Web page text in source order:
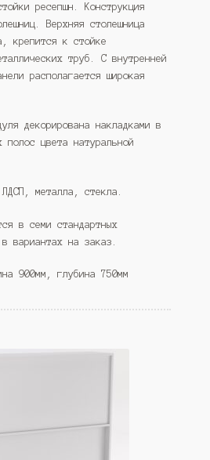
ресепшн. Конструкция
Верхняя столешница
крепится к стойке
труб. С внутренней
располагается широкая
декорирована накладками в
полос цвета натуральной
металла, стекла.
в семи стандартных
вариантах на заказ.
900мм, глубина 750мм